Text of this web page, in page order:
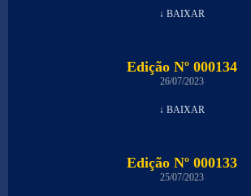
↓ BAIXAR
Edição Nº 000134
26/07/2023
↓ BAIXAR
Edição Nº 000133
25/07/2023